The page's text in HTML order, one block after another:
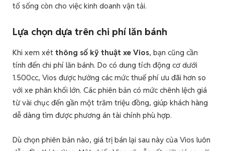
tố sống còn cho việc kinh doanh vận tải.
Lựa chọn dựa trên chi phí lăn bánh
Khi xem xét thông số kỹ thuật xe Vios, bạn cũng cần
tính đến chi phí lăn bánh. Do có dung tích động cơ dưới
1.500cc, Vios được hưởng các mức thuế phí ưu đãi hơn so
với xe phân khối lớn. Các phiên bản có mức chênh lệch giá
từ vài chục đến gần một trăm triệu đồng, giúp khách hàng
dễ dàng tìm được phương án tài chính phù hợp.
Dù chọn phiên bản nào, giá trị bán lại sau này của Vios luôn